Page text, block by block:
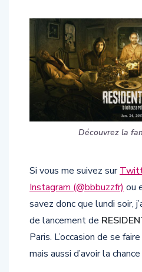
Découvrez la
Si vous me suivez sur
Instagram (@bbbuzzfr) ou
savez donc que lundi soir,
de lancement de
Paris. L’occasion de se
mais aussi d’avoir la